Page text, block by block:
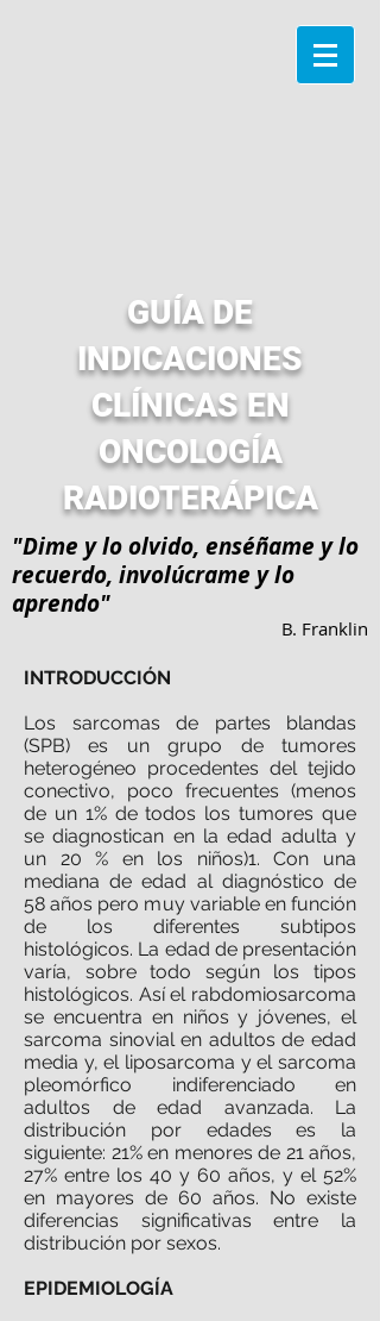
GUÍA DE
INDICACIONES
CLÍNICAS EN
ONCOLOGÍA
RADIOTERÁPICA
"Dime y lo olvido, enséñame y lo
recuerdo, involúcrame y lo
aprendo"
B. Franklin
INTRODUCCIÓN
Los sarcomas de partes blandas
(SPB) es un grupo de tumores
heterogéneo procedentes del tejido
conectivo, poco frecuentes (menos
de un 1% de todos los tumores que
se diagnostican en la edad adulta y
un 20 % en los niños)1. Con una
mediana de edad al diagnóstico de
58 años pero muy variable en función
de los diferentes subtipos
histológicos. La edad de presentación
varía, sobre todo según los tipos
histológicos. Así el rabdomiosarcoma
se encuentra en niños y jóvenes, el
sarcoma sinovial en adultos de edad
media y, el liposarcoma y el sarcoma
pleomórfico indiferenciado en
adultos de edad avanzada. La
distribución por edades es la
siguiente: 21% en menores de 21 años,
27% entre los 40 y 60 años, y el 52%
en mayores de 60 años. No existe
diferencias significativas entre la
distribución por sexos.
EPIDEMIOLOGÍA